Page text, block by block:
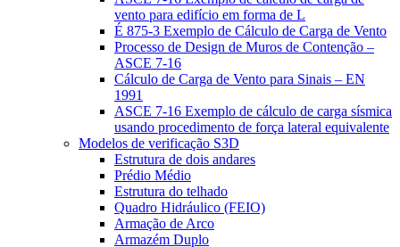
vento para edifício em forma de L
É 875-3 Exemplo de Cálculo de Carga de Vento
Processo de Design de Muros de Contenção –
ASCE 7-16
Cálculo de Carga de Vento para Sinais – EN
1991
ASCE 7-16 Exemplo de cálculo de carga sísmica
usando procedimento de força lateral equivalente
Modelos de verificação S3D
Estrutura de dois andares
Prédio Médio
Estrutura do telhado
Quadro Hidráulico (FEIO)
Armação de Arco
Armazém Duplo